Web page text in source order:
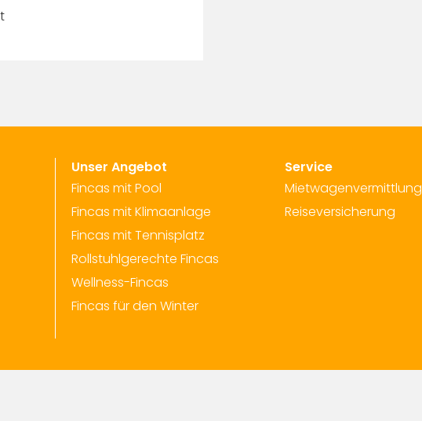
Unser Angebot
Fincas mit Pool
Fincas mit Klimaanlage
Fincas mit Tennisplatz
Rollstuhlgerechte Fincas
Wellness-Fincas
Fincas für den Winter
Service
Mietwagenvermittlung
Reiseversicherung